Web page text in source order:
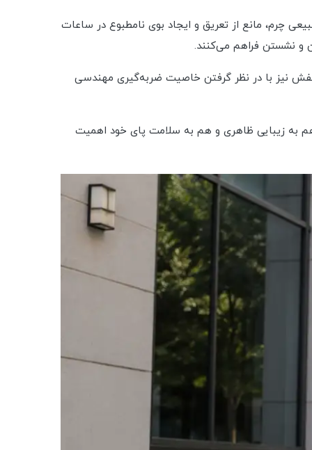
چرم، مانع از تعریق و ایجاد بوی نامطبوع در ساعات
و نشستن فراهم می‌کنند.
نیز با در نظر گرفتن خاصیت ضربه‌گیری مهندسی
هم به زیبایی ظاهری و هم به سلامت پای خود اهمیت